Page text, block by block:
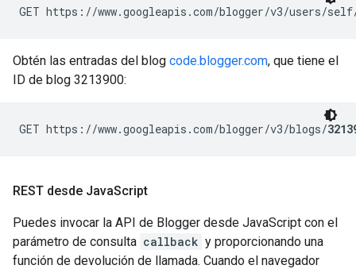
GET https://www.googleapis.com/blogger/v3/users/
Obtén las entradas del blog code.blogger.com, que tiene el
ID de blog 3213900:
GET https://www.googleapis.com/blogger/v3/blogs/
REST desde JavaScript
Puedes invocar la API de Blogger desde JavaScript con el
parámetro de consulta callback y proporcionando una
función de devolución de llamada. Cuando el navegador